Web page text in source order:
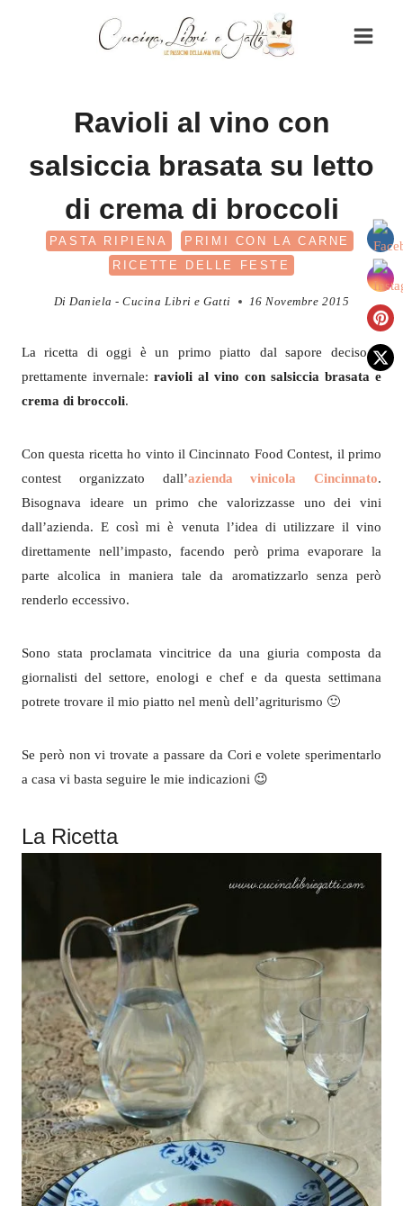
Ravioli al vino con
salsiccia brasata su letto
di crema di broccoli
PASTA RIPIENA
PRIMI CON LA CARNE
RICETTE DELLE FESTE
Di Daniela - Cucina Libri e Gatti 16 Novembre 2015
La ricetta di oggi è un primo piatto dal sapore deciso e
prettamente invernale: ravioli al vino con salsiccia brasata e
crema di broccoli.
Con questa ricetta ho vinto il Cincinnato Food Contest, il primo
contest organizzato dall’azienda vinicola Cincinnato.
Bisognava ideare un primo che valorizzasse uno dei vini
dall’azienda. E così mi è venuta l’idea di utilizzare il vino
direttamente nell’impasto, facendo però prima evaporare la
parte alcolica in maniera tale da aromatizzarlo senza però
renderlo eccessivo.
Sono stata proclamata vincitrice da una giuria composta da
giornalisti del settore, enologi e chef e da questa settimana
potrete trovare il mio piatto nel menù dell’agriturismo 🙂
Se però non vi trovate a passare da Cori e volete sperimentarlo
a casa vi basta seguire le mie indicazioni 😉
La Ricetta